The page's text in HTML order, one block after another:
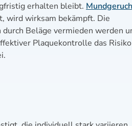
erhalten bleibt. Mundgeruch
wird wirksam bekämpft. Die
Beläge vermieden werden
Plaquekontrolle das